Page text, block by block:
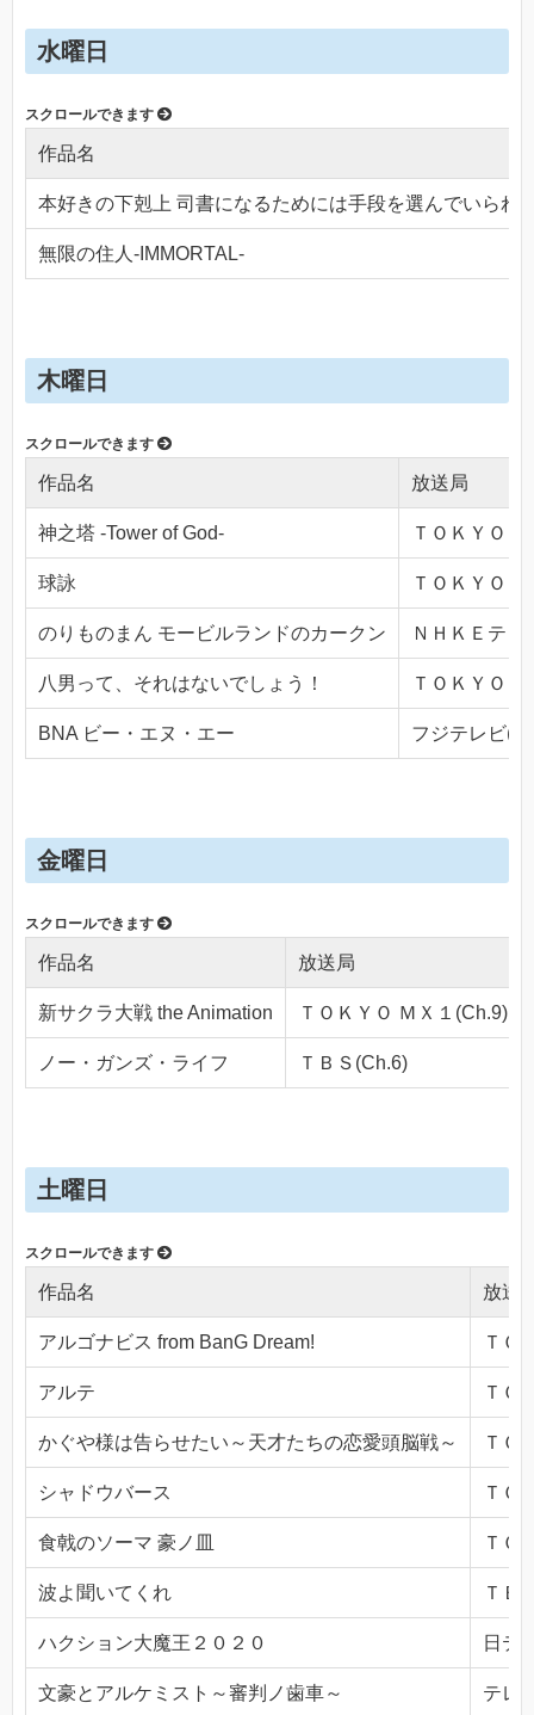
水曜日
作品名
本好きの下剋上 司書になるためには手段を選んでいられ
無限の住人-IMMORTAL-
木曜日
作品名 放送局
神之塔 -Tower of God- ＴＯＫＹＯ
球詠 ＴＯＫＹＯ
のりものまん モービルランドのカークン ＮＨＫＥテレ
八男って、それはないでしょう！ ＴＯＫＹＯ
BNA ビー・エヌ・エー フジテレビ
金曜日
作品名 放送局
新サクラ大戦 the Animation ＴＯＫＹＯ ＭＸ１(Ch.9)
ノー・ガンズ・ライフ ＴＢＳ(Ch.6)
土曜日
作品名 放送
アルゴナビス from BanG Dream! ＴＯ
アルテ ＴＯ
かぐや様は告らせたい～天才たちの恋愛頭脳戦～ ＴＯ
シャドウバース ＴＯ
食戟のソーマ 豪ノ皿 ＴＯ
波よ聞いてくれ ＴＢ
ハクション大魔王２０２０ 日テ
文豪とアルケミスト～審判ノ歯車～ テレ